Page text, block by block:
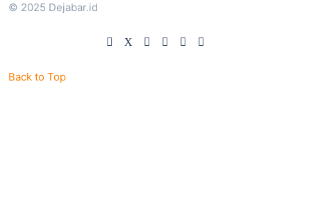
© 2025 Dejabar.id
Back to Top